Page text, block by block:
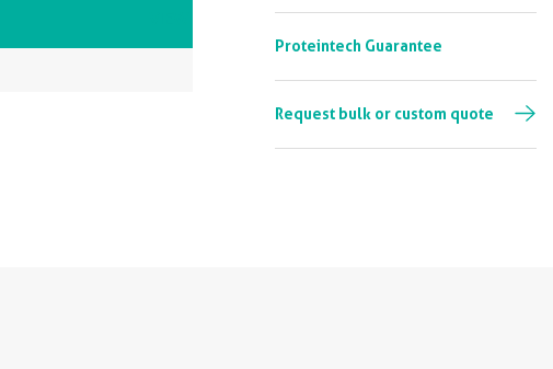
VIEW ALL IMAGES (3)
Proteintech Guarantee
Request bulk or custom quote